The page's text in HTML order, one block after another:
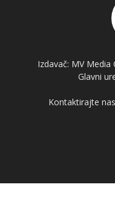
Izdavač: MV Media
Glavni
Kontaktirajte